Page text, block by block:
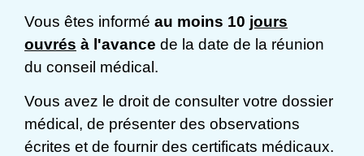
Vous êtes informé au moins 10 jours
ouvrés à l'avance de la date de la réunion
du conseil médical.
Vous avez le droit de consulter votre dossier
médical, de présenter des observations
écrites et de fournir des certificats médicaux.